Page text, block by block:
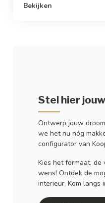
Bekijken
Stel hier
Ontwerp jouw
we het nu nóg
configurator van
Kies het formaat,
wens! Ontdek de
interieur. Kom langs